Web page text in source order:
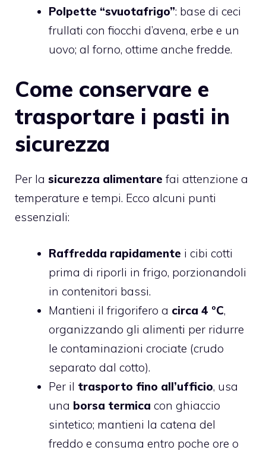
Polpette “svuotafrigo”: base di ceci
frullati con fiocchi d’avena, erbe e un
uovo; al forno, ottime anche fredde.
Come conservare e
trasportare i pasti in
sicurezza
Per la sicurezza alimentare fai attenzione a
temperature e tempi. Ecco alcuni punti
essenziali:
Raffredda rapidamente i cibi cotti
prima di riporli in frigo, porzionandoli
in contenitori bassi.
Mantieni il frigorifero a circa 4 °C,
organizzando gli alimenti per ridurre
le contaminazioni crociate (crudo
separato dal cotto).
Per il trasporto fino all’ufficio, usa
una borsa termica con ghiaccio
sintetico; mantieni la catena del
freddo e consuma entro poche ore o